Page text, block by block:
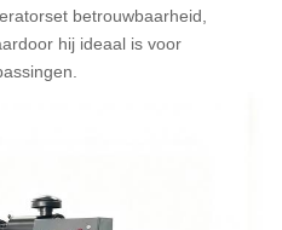
betrouwbaarheid,
hij ideaal is voor